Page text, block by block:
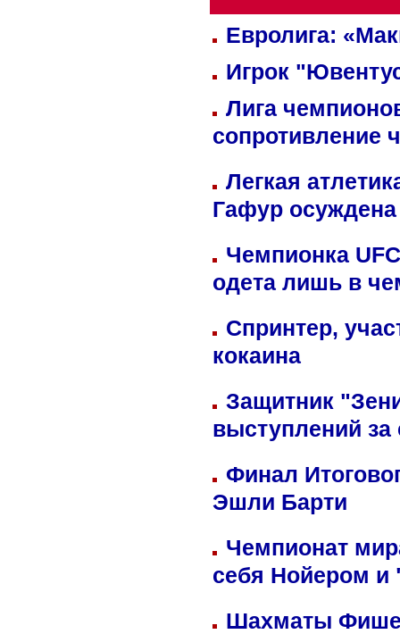
Евролига:
Игрок
Лига
сопротивление
Легкая
Гафур осуждена
Чемпионка
одета лишь в
Спринтер,
кокаина
Защитник
выступлений
Финал
Эшли Барти
Чемпионат
себя Нойером и
Шахматы